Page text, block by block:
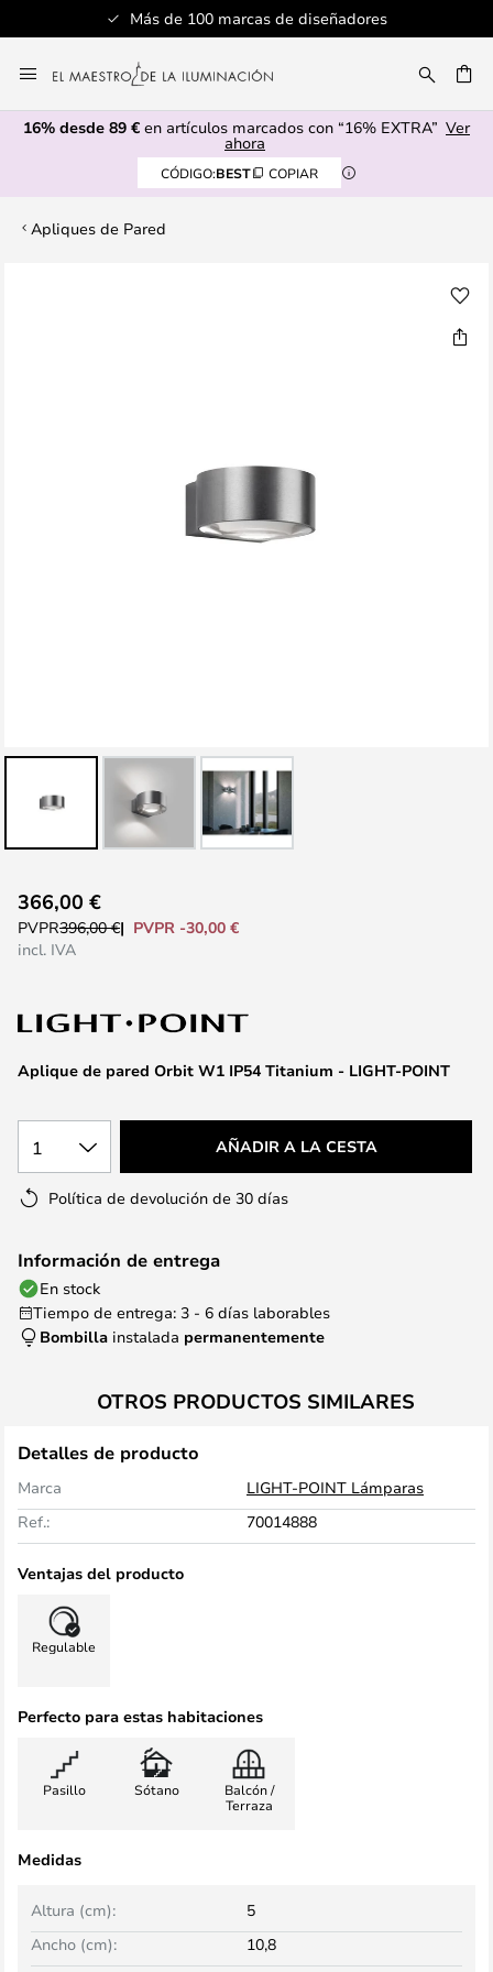
Más de 100 marcas de diseñadores
al
contenido
16% desde 89 € en artículos marcados con “16% EXTRA” Ver
ahora
CÓDIGO:BEST COPIAR
Apliques de Pared
al
comienzo
galería
imágenes
Aplique de pared Orbit W1 IP54 Titanium - LIGHT-POINT
366,00 €
PVPR396,00 €
PVPR -30,00 €
incl. IVA
1 AÑADIR A LA CESTA
Política de devolución de 30 días
Información de entrega
En stock
Tiempo de entrega: 3 - 6 días laborables
Bombilla instalada permanentemente
OTROS PRODUCTOS SIMILARES
Detalles de producto
Marca
LIGHT-POINT Lámparas
Ref.:
70014888
Ventajas del producto
Regulable
Perfecto para estas habitaciones
Pasillo Sótano
Balcón /
Terraza
Medidas
Ancho (cm): 10,8
Altura (cm): 5